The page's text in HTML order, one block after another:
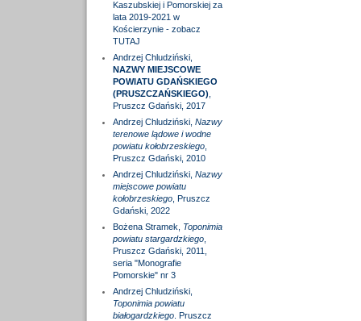
Kaszubskiej i Pomorskiej za
lata 2019-2021 w
Kościerzynie - zobacz
TUTAJ
Andrzej Chludziński,
NAZWY MIEJSCOWE
POWIATU GDAŃSKIEGO
(PRUSZCZAŃSKIEGO)
Pruszcz Gdański, 2017
Andrzej Chludziński, Nazwy
terenowe lądowe i wodne
powiatu kołobrzeskiego,
Pruszcz Gdański, 2010
Andrzej Chludziński, Nazwy
miejscowe powiatu
kołobrzeskiego, Pruszcz
Gdański, 2022
Bożena Stramek,
Toponimia
powiatu stargardzkiego,
Pruszcz Gdański, 2011,
seria "Monografie
Pomorskie" nr 3
Andrzej Chludziński,
Toponimia powiatu
białogardzkiego. Pruszcz